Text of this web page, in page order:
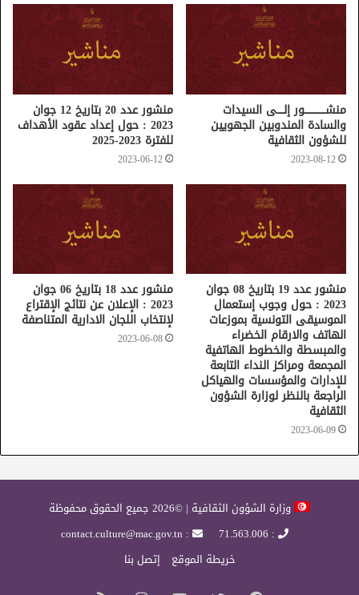
منشـــــــــــــور إلــــى السيدات
والسادة المندوبين الجهويين
للشؤون الثقافية
2023-08-12
منشور عدد 20 بتاريخ 12 جوان
2023 : حول إعداد عقود الأهداف
للفترة 2023-2025
2023-06-12
منشور عدد 19 بتاريخ 08 جوان
2023 : حول وجوب إستعمال
الموسيقى التونسية بموزعات
الهاتف والارقام الخضراء
والمبسطة والخطوط الهاتفية
المجمعة ومراكز النداء التابعة
للإدارات والمؤسسات والهياكل
الراجعة بالنظر لوزارة الشؤون
الثقافية
2023-06-09
منشور عدد 18 بتاريخ 06 جوان
2023 : الإعلان عن نتائج الإقتراع
لإنتخاب اللجان الادارية المتناصفة
2023-06-08
وزارة الشؤون الثقافية | ©2026 جميع الحقوق محفوظة
: 71.563.006
: contact.culture@mac.gov.tn
خريطة الموقع
إتصل بنا